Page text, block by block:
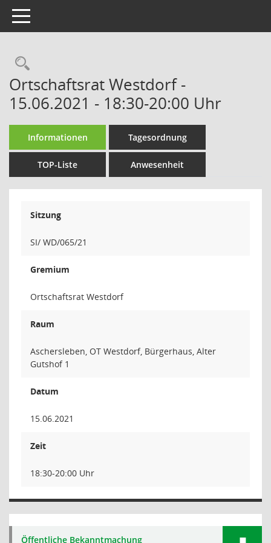
Toggle navigation
Rechercheauswahl
Ortschaftsrat Westdorf -
15.06.2021 - 18:30-20:00 Uhr
Informationen Tagesordnung
TOP-Liste Anwesenheit
Sitzung
SI/ WD/065/21
Gremium
Ortschaftsrat Westdorf
Raum
Aschersleben, OT Westdorf, Bürgerhaus, Alter
Gutshof 1
Datum
15.06.2021
Zeit
18:30-20:00 Uhr
Öffentliche Bekanntmachung